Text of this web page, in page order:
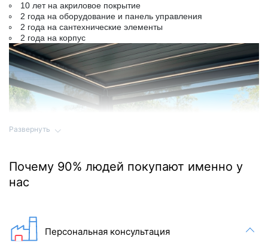
10 лет на акриловое покрытие
2 года на оборудование и панель управления
2 года на сантехнические элементы
2 года на корпус
Развернуть
Почему 90% людей покупают именно у
нас
Персональная консультация